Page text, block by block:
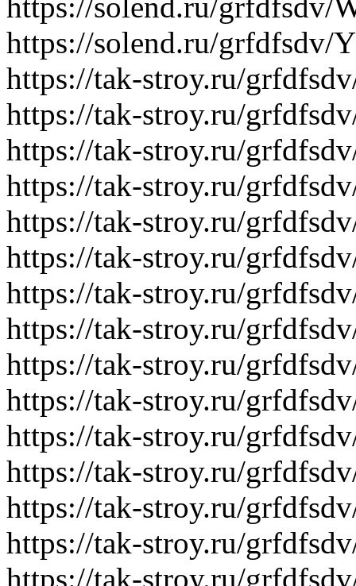
https://solend.ru/grfdfsdv/
https://solend.ru/grfdfsdv/
https://tak-stroy.ru/
https://tak-stroy.ru/
https://tak-stroy.ru/
https://tak-stroy.ru/
https://tak-stroy.ru/
https://tak-stroy.ru/
https://tak-stroy.ru/
https://tak-stroy.ru/
https://tak-stroy.ru/
https://tak-stroy.ru/
https://tak-stroy.ru/
https://tak-stroy.ru/
https://tak-stroy.ru/
https://tak-stroy.ru/
https://tak-stroy.ru/